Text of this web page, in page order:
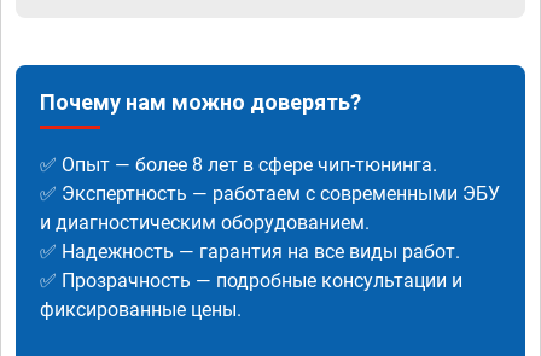
Почему нам можно доверять?
✅ Опыт — более 8 лет в сфере чип-тюнинга.
✅ Экспертность — работаем с современными ЭБУ
и диагностическим оборудованием.
✅ Надежность — гарантия на все виды работ.
✅ Прозрачность — подробные консультации и
фиксированные цены.